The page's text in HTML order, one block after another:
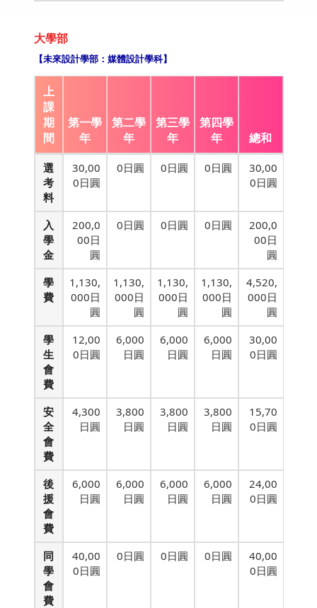
大學部
【未來設計學部：媒體設計學科】
上
課
期
間
第一學
年
第二學
年
第三學
年
第四學
年
總和
選
考
料
30,00
0日圓
0日圓 0日圓 0日圓
30,00
0日圓
入
學
金
200,0
00日
圓
0日圓 0日圓 0日圓
200,0
00日
圓
學
費
1,130,
000日
圓
1,130,
000日
圓
1,130,
000日
圓
1,130,
000日
圓
4,520,
000日
圓
學
生
會
費
12,00
0日圓
6,000
日圓
6,000
日圓
6,000
日圓
30,00
0日圓
安
全
會
費
4,300
日圓
3,800
日圓
3,800
日圓
3,800
日圓
15,70
0日圓
後
援
會
費
6,000
日圓
6,000
日圓
6,000
日圓
6,000
日圓
24,00
0日圓
同
學
會
費
40,00
0日圓
0日圓 0日圓 0日圓
40,00
0日圓